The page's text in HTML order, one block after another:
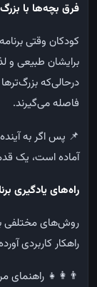
فرق بچه‌ها با
کودکان وقتی
برایشان طبیعی
درحالی‌که
فاصله می‌گیرند.
📌 پس اگر به
آماده است، یک
راه‌های یادگیری
روش‌های مختلفی
راهکار کاربردی
👨‍👩‍👧 راهنمای